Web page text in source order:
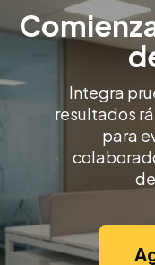
Integra
resultados
para